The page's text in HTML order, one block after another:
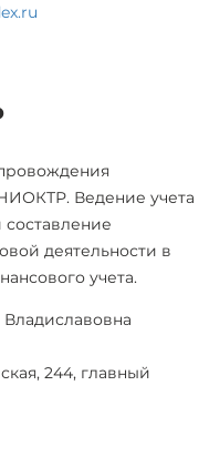
Ведение учета
деятельности в
учета.
244, главный